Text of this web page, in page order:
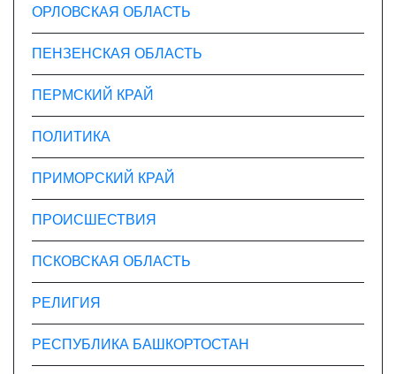
ОРЛОВСКАЯ ОБЛАСТЬ
ПЕНЗЕНСКАЯ ОБЛАСТЬ
ПЕРМСКИЙ КРАЙ
ПОЛИТИКА
ПРИМОРСКИЙ КРАЙ
ПРОИСШЕСТВИЯ
ПСКОВСКАЯ ОБЛАСТЬ
РЕЛИГИЯ
РЕСПУБЛИКА БАШКОРТОСТАН